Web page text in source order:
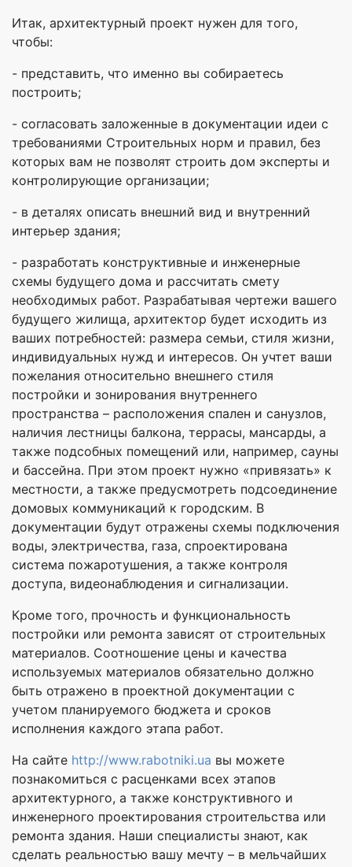
Итак, архитектурный проект нужен для того,
чтобы:
- представить, что именно вы собираетесь
построить;
- согласовать заложенные в документации идеи с
требованиями Строительных норм и правил, без
которых вам не позволят строить дом эксперты и
контролирующие организации;
- в деталях описать внешний вид и внутренний
интерьер здания;
- разработать конструктивные и инженерные
схемы будущего дома и рассчитать смету
необходимых работ. Разрабатывая чертежи вашего
будущего жилища, архитектор будет исходить из
ваших потребностей: размера семьи, стиля жизни,
индивидуальных нужд и интересов. Он учтет ваши
пожелания относительно внешнего стиля
постройки и зонирования внутреннего
пространства – расположения спален и санузлов,
наличия лестницы балкона, террасы, мансарды, а
также подсобных помещений или, например, сауны
и бассейна. При этом проект нужно «привязать» к
местности, а также предусмотреть подсоединение
домовых коммуникаций к городским. В
документации будут отражены схемы подключения
воды, электричества, газа, спроектирована
система пожаротушения, а также контроля
доступа, видеонаблюдения и сигнализации.
Кроме того, прочность и функциональность
постройки или ремонта зависят от строительных
материалов. Соотношение цены и качества
используемых материалов обязательно должно
быть отражено в проектной документации с
учетом планируемого бюджета и сроков
исполнения каждого этапа работ.
На сайте http://www.rabotniki.ua вы можете
познакомиться с расценками всех этапов
архитектурного, а также конструктивного и
инженерного проектирования строительства или
ремонта здания. Наши специалисты знают, как
сделать реальностью вашу мечту – в мельчайших